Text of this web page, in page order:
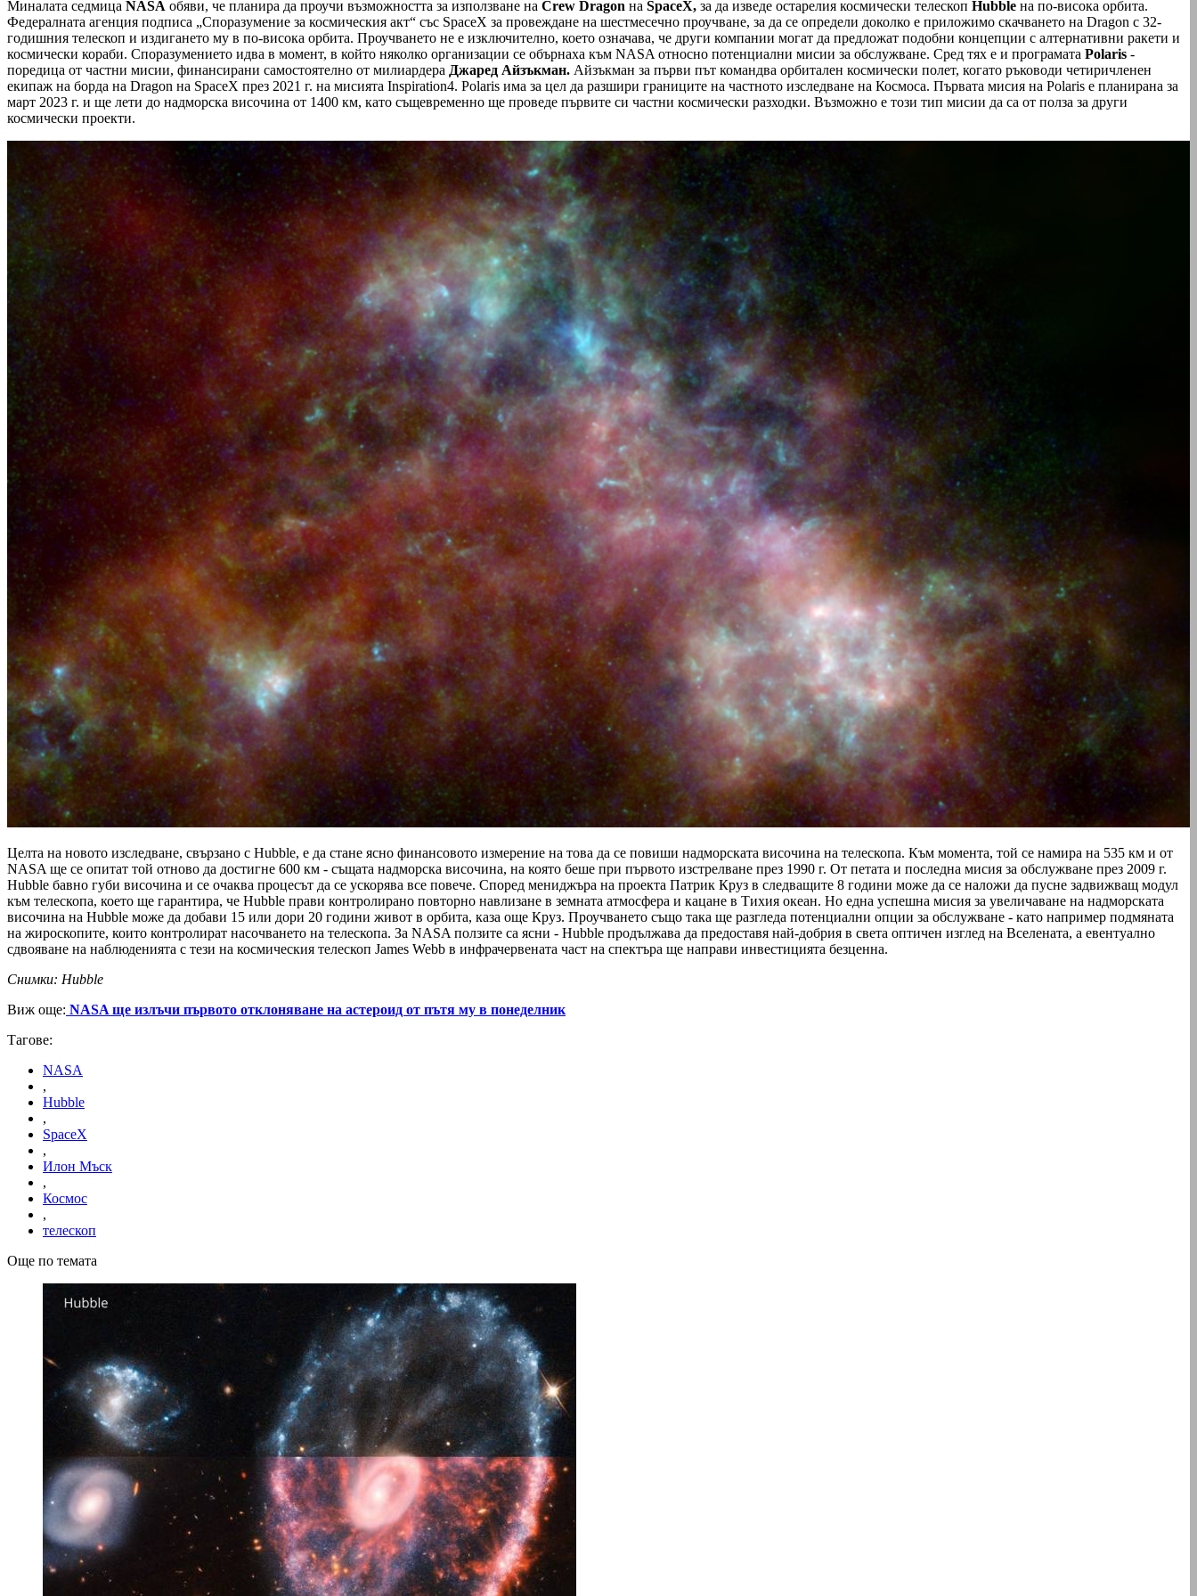
Миналата седмица NASA обяви, че планира да проучи възможността за използване на Crew Dragon на SpaceX, за да изведе остарелия космически телескоп Hubble на по-висока орбита.
Федералната агенция подписа „Споразумение за космическия акт“ със SpaceX за провеждане на шестмесечно проучване, за да се определи доколко е приложимо скачването на Dragon с 32-
годишния телескоп и издигането му в по-висока орбита. Проучването не е изключително, което означава, че други компании могат да предложат подобни концепции с алтернативни ракети и
космически кораби. Споразумението идва в момент, в който няколко организации се обърнаха към NASA относно потенциални мисии за обслужване. Сред тях е и програмата Polaris -
поредица от частни мисии, финансирани самостоятелно от милиардера Джаред Айзъкман. Айзъкман за първи път командва орбитален космически полет, когато ръководи четиричленен
екипаж на борда на Dragon на SpaceX през 2021 г. на мисията Inspiration4. Polaris има за цел да разшири границите на частното изследване на Космоса. Първата мисия на Polaris е планирана за
март 2023 г. и ще лети до надморска височина от 1400 км, като същевременно ще проведе първите си частни космически разходки. Възможно е този тип мисии да са от полза за други
космически проекти.
Целта на новото изследване, свързано с Hubble, е да стане ясно финансовото измерение на това да се повиши надморската височина на телескопа. Към момента, той се намира на 535 км и от
NASA ще се опитат той отново да достигне 600 км - същата надморска височина, на която беше при първото изстрелване през 1990 г. От петата и последна мисия за обслужване през 2009 г.
Hubble бавно губи височина и се очаква процесът да се ускорява все повече. Според мениджъра на проекта Патрик Круз в следващите 8 години може да се наложи да пусне задвижващ модул
към телескопа, което ще гарантира, че Hubble прави контролирано повторно навлизане в земната атмосфера и кацане в Тихия океан. Но една успешна мисия за увеличаване на надморската
височина на Hubble може да добави 15 или дори 20 години живот в орбита, каза още Круз. Проучването също така ще разгледа потенциални опции за обслужване - като например подмяната
на жироскопите, които контролират насочването на телескопа. За NASA ползите са ясни - Hubble продължава да предоставя най-добрия в света оптичен изглед на Вселената, а евентуално
сдвояване на наблюденията с тези на космическия телескоп James Webb в инфрачервената част на спектъра ще направи инвестицията безценна.
Снимки: Hubble
Виж още: NASA ще излъчи първото отклоняване на астероид от пътя му в понеделник
Тагове:
NASA
,
Hubble
,
SpaceX
,
Илон Мъск
,
Космос
,
телескоп
Още по темата